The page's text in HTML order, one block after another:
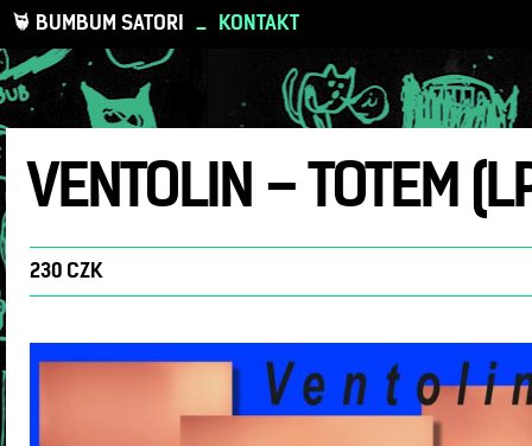
BUMBUM SATORI _ KONTAKT
VENTOLIN – TOTEM
230 CZK